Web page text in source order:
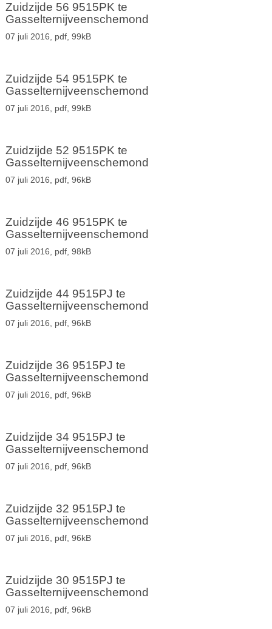
Zuidzijde 56 9515PK te
Gasselternijveenschemond
07 juli 2016, pdf, 99kB
Zuidzijde 54 9515PK te
Gasselternijveenschemond
07 juli 2016, pdf, 99kB
Zuidzijde 52 9515PK te
Gasselternijveenschemond
07 juli 2016, pdf, 96kB
Zuidzijde 46 9515PK te
Gasselternijveenschemond
07 juli 2016, pdf, 98kB
Zuidzijde 44 9515PJ te
Gasselternijveenschemond
07 juli 2016, pdf, 96kB
Zuidzijde 36 9515PJ te
Gasselternijveenschemond
07 juli 2016, pdf, 96kB
Zuidzijde 34 9515PJ te
Gasselternijveenschemond
07 juli 2016, pdf, 96kB
Zuidzijde 32 9515PJ te
Gasselternijveenschemond
07 juli 2016, pdf, 96kB
Zuidzijde 30 9515PJ te
Gasselternijveenschemond
07 juli 2016, pdf, 96kB